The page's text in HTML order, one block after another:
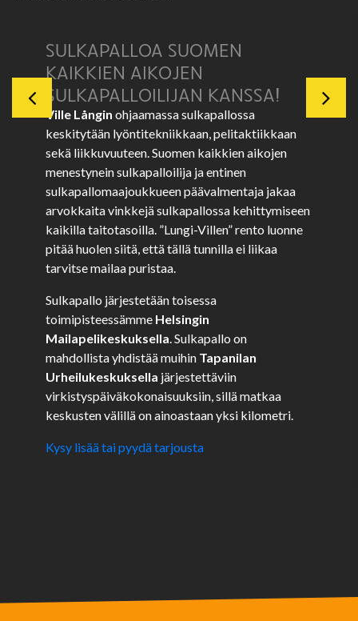
SULKAPALLOA SUOMEN
KAIKKIEN AIKOJEN
SULKAPALLOILIJAN KANSSA!
Ville Långin ohjaamassa sulkapallossa
keskitytään lyöntitekniikkaan, pelitaktiikkaan
sekä liikkuvuuteen. Suomen kaikkien aikojen
menestynein sulkapalloilija ja entinen
sulkapallomaajoukkueen päävalmentaja jakaa
arvokkaita vinkkejä sulkapallossa kehittymiseen
kaikilla taitotasoilla. ”Lungi-Villen” rento luonne
pitää huolen siitä, että tällä tunnilla ei liikaa
tarvitse mailaa puristaa.
Sulkapallo järjestetään toisessa
toimipisteessämme Helsingin
Mailapelikeskuksella. Sulkapallo on
mahdollista yhdistää muihin Tapanilan
Urheilukeskuksella järjestettäviin
virkistyspäiväkokonaisuuksiin, sillä matkaa
keskusten välillä on ainoastaan yksi kilometri.
Kysy lisää tai pyydä tarjousta